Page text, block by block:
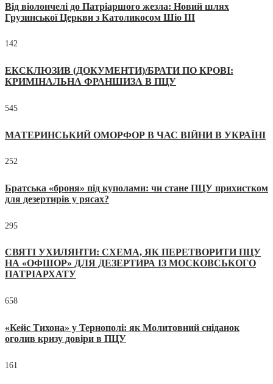
Від віолончелі до Патріаршого жезла: Новий шлях
Грузинської Церкви з Католикосом Шіо III
142
ЕКСКЛЮЗИВ (ДОКУМЕНТИ)/БРАТИ ПО КРОВІ:
КРИМІНАЛЬНА ФРАНШИЗА В ПЦУ
545
МАТЕРИНСЬКИЙ ОМОРФОР В ЧАС ВІЙНИ В УКРАЇНІ
252
Братська «броня» під куполами: чи стане ПЦУ прихистком
для дезертирів у рясах?
295
СВЯТІ УХИЛЯНТИ: СХЕМА, ЯК ПЕРЕТВОРИТИ ПЦУ
НА «ОФШОР» ДЛЯ ДЕЗЕРТИРА ІЗ МОСКОВСЬКОГО
ПАТРІАРХАТУ
658
«Кейс Тихона» у Тернополі: як Молитовний сніданок
оголив кризу довіри в ПЦУ
161